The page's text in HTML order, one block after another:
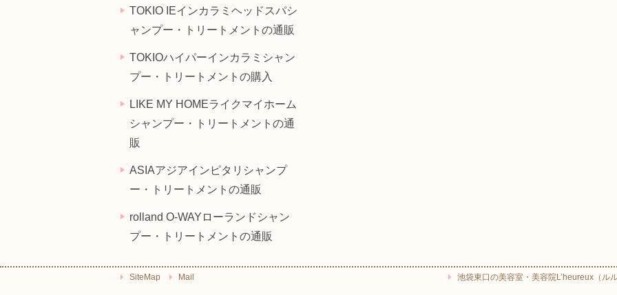
TOKIO IEインカラミヘッドスパシ
ャンプー・トリートメントの通販
TOKIOハイパーインカラミシャン
プー・トリートメントの購入
LIKE MY HOMEライクマイホーム
シャンプー・トリートメントの通
販
ASIAアジアインピタリシャンプ
ー・トリートメントの通販
rolland O-WAYローランドシャン
プー・トリートメントの通販
SiteMap Mail 池袋東口の美容室・美容院L’heureux（